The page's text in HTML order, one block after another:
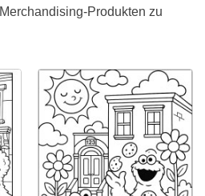
Produkten zu